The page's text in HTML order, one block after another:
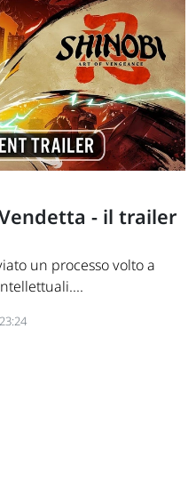
- il trailer
un processo volto a